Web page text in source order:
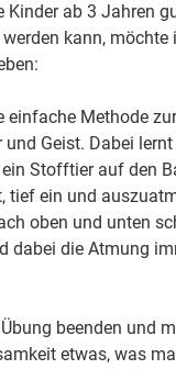
Kinder ab 3 Jahren
kann,
einfache Methode
Geist. Dabei
Stofftier auf den
tief ein und
oben und unten
dabei die Atmung
beenden und
etwas, was